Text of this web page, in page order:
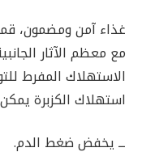
غذاء آمن ومضمون،
مع معظم الآثار
الاستهلاك المفرط
استهلاك الكزبرة
ــ يخفض ضغط الدم.